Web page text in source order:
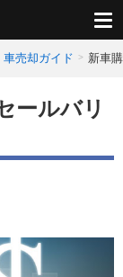
車売却ガイド 新車
ールバリ